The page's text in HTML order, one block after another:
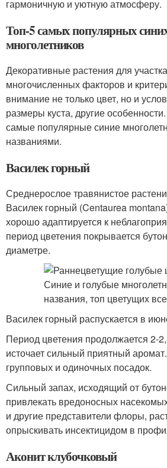
гармоничную и уютную атмосферу.
Топ-5 самых популярных
многолетников
Декоративные растения для
многочисленных факторов и
внимание не только цвет, но и
размеры куста, другие
самые популярные синие
названиями.
Василек горный
Среднерослое травянистое
Василек горный (Centaurea
хорошо адаптируется к
период цветения покрывается
диаметре.
Василек горный распускается в
Период цветения продолжается 2-
источает сильный приятный
групповых и одиночных посадок.
Сильный запах, исходящий от
привлекать вредоносных
и другие представители флоры,
опрыскивать инсектицидом в
Аконит клубочковый